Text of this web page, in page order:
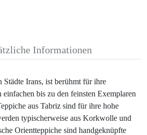
Informationen
Städte Irans, ist berühmt für ihre
bis zu den feinsten Exemplaren
aus Tabriz sind für ihre hohe
typischerweise aus Korkwolle und
Orientteppiche sind handgeknüpfte